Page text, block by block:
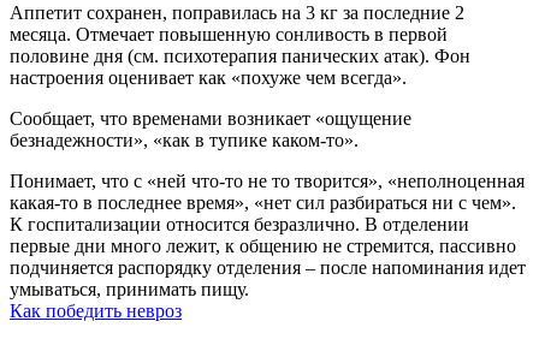
Аппетит сохранен, поправилась на 3 кг за последние 2
месяца. Отмечает повышенную сонливость в первой
половине дня (см. психотерапия панических атак). Фон
настроения оценивает как «похуже чем всегда».
Сообщает, что временами возникает «ощущение
безнадежности», «как в тупике каком-то».
Понимает, что с «ней что-то не то творится», «неполноценная
какая-то в последнее время», «нет сил разбираться ни с чем».
К госпитализации относится безразлично. В отделении
первые дни много лежит, к общению не стремится, пассивно
подчиняется распорядку отделения – после напоминания идет
умываться, принимать пищу.
Как победить невроз